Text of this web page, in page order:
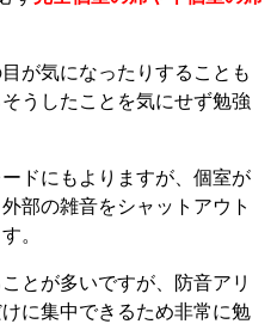
が気になったりすることも
うしたことを気にせず勉強
ドにもよりますが、個室が
部の雑音をシャットアウト
。
とが多いですが、防音アリ
に集中できるため非常に勉